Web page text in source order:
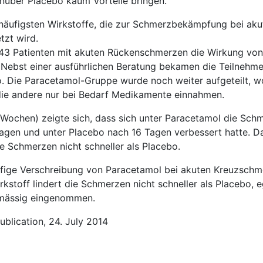
Wirkstoffe, die zur Schmerzbekämpfung bei
wird.
Patienten mit akuten Rückenschmerzen die Wirkung von
einer ausführlichen Beratung bekamen die
Die Paracetamol-Gruppe wurde noch weiter aufgeteilt,
andere nur bei Bedarf Medikamente einnahmen.
zeigte sich, dass sich unter Paracetamol die
und unter Placebo nach 16 Tagen verbessert hatte.
Schmerzen nicht schneller als Placebo.
Verschreibung von Paracetamol bei akuten
lindert die Schmerzen nicht schneller als Placebo,
eingenommen.
24. July 2014